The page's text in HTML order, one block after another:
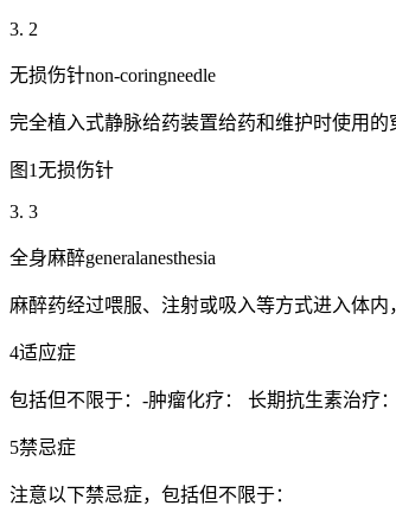
3. 2
无损伤针non-coringneedle
完全植入式静脉给药装置给药和维护时使用
图1无损伤针
3. 3
全身麻醉generalanesthesia
麻醉药经过喂服、注射或吸入等方式进入体
4适应症
包括但不限于：-肿瘤化疗： 长期抗生素治疗
5禁忌症
注意以下禁忌症，包括但不限于：